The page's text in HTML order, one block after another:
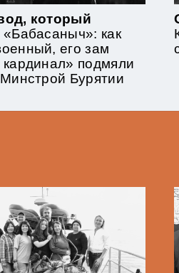
который
«Бабасаныч»: как
его зам
подмяли
Бурятии